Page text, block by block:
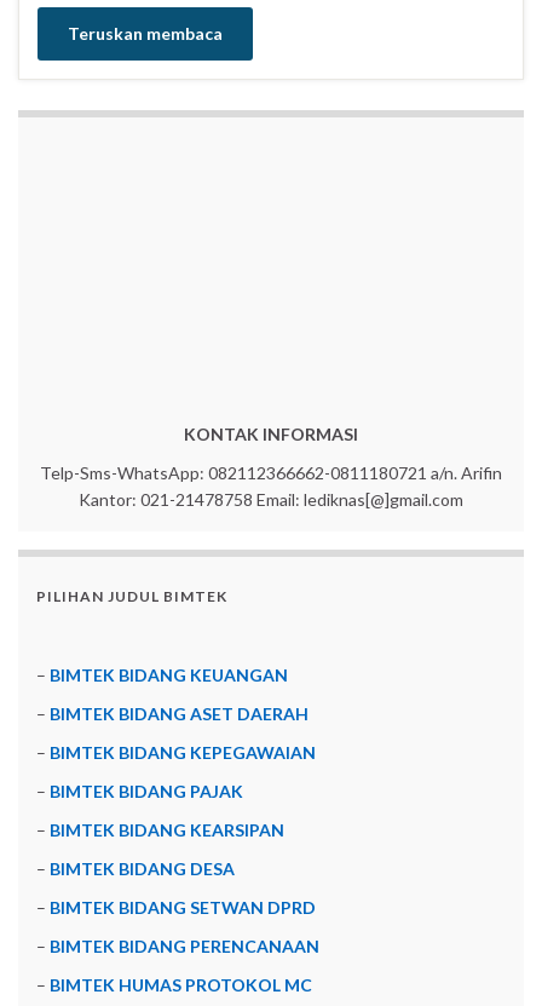
Teruskan membaca
KONTAK INFORMASI
Telp-Sms-WhatsApp: 082112366662-0811180721 a/n. Arifin
Kantor: 021-21478758 Email: lediknas[@]gmail.com
PILIHAN JUDUL BIMTEK
– BIMTEK BIDANG KEUANGAN
– BIMTEK BIDANG ASET DAERAH
– BIMTEK BIDANG KEPEGAWAIAN
– BIMTEK BIDANG PAJAK
– BIMTEK BIDANG KEARSIPAN
– BIMTEK BIDANG DESA
– BIMTEK BIDANG SETWAN DPRD
– BIMTEK BIDANG PERENCANAAN
– BIMTEK HUMAS PROTOKOL MC